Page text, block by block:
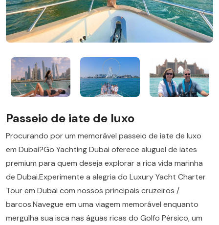
Passeio de iate de luxo
Procurando por um memorável passeio de iate de luxo
em Dubai?Go Yachting Dubai oferece aluguel de iates
premium para quem deseja explorar a rica vida marinha
de Dubai.Experimente a alegria do Luxury Yacht Charter
Tour em Dubai com nossos principais cruzeiros /
barcos.Navegue em uma viagem memorável enquanto
mergulha sua isca nas águas ricas do Golfo Pérsico, um